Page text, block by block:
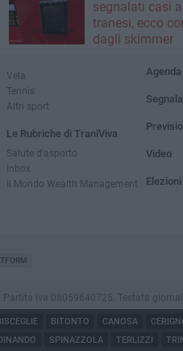
segnalati casi
tranesi, ecco
dagli skimmer
Vela
Tennis
Altri sport
Le Rubriche di TraniViva
Salute d’asporto
Inbox
Il Mondo Wealth Management
Video
iva 08059640725. Testata
BITONTO CANOSA
SPINAZZOLA TERLIZZI